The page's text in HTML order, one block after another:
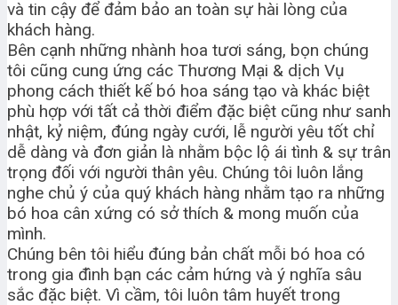
và tin cậy để đảm bảo an toàn sự hài lòng của
khách hàng.
Bên cạnh những nhành hoa tươi sáng, bọn chúng
tôi cũng cung ứng các Thương Mại & dịch Vụ
phong cách thiết kế bó hoa sáng tạo và khác biệt
phù hợp với tất cả thời điểm đặc biệt cũng như sanh
nhật, kỷ niệm, đúng ngày cưới, lễ người yêu tốt chỉ
dễ dàng và đơn giản là nhằm bộc lộ ái tình & sự trân
trọng đối với người thân yêu. Chúng tôi luôn lắng
nghe chủ ý của quý khách hàng nhằm tạo ra những
bó hoa cân xứng có sở thích & mong muốn của
mình.
Chúng bên tôi hiểu đúng bản chất mỗi bó hoa có
trong gia đình bạn các cảm hứng và ý nghĩa sâu
sắc đặc biệt. Vì cầm, tôi luôn tâm huyết trong